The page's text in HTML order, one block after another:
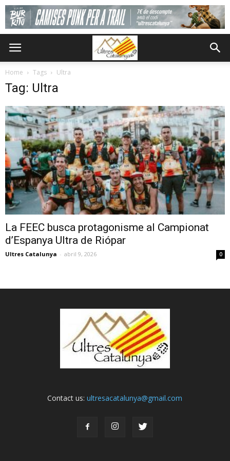
Home Tags Ultra
Tag: Ultra
La FEEC busca protagonisme al Campionat
d’Espanya Ultra de Riópar
Ultres Catalunya - abril 9, 2026 0
Contact us:ultresacatalunya@gmail.com